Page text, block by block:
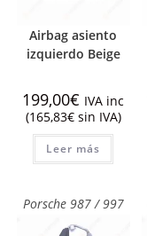
Airbag asiento
izquierdo Beige
199,00€ IVA inc
(165,83€sin IVA)
Leer más
Porsche 987 / 997